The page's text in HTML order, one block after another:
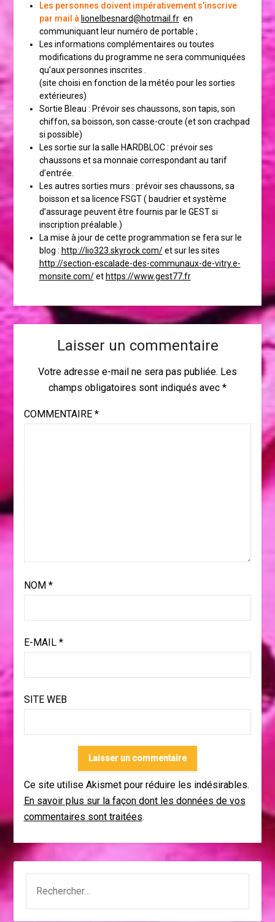
Les personnes doivent impérativement s’inscrive
par mail à lionelbesnard@hotmail.fren
communiquant leur numéro de portable ;
Les informations complémentaires ou toutes
modifications du programme ne sera communiquées
qu’aux personnes inscrites .
(site choisi en fonction de la météo pour les sorties
extérieures)
Sortie Bleau : Prévoir ses chaussons, son tapis, son
chiffon, sa boisson, son casse-croute (et son crachpad
si possible)
Les sortie sur la salle HARDBLOC : prévoir ses
chaussons et sa monnaie correspondant au tarif
d’entrée.
Les autres sorties murs : prévoir ses chaussons, sa
boisson et sa licence FSGT ( baudrier et système
d’assurage peuvent être fournis par le GEST si
inscription préalable.)
La mise à jour de cette programmation se fera sur le
blog : http://lio323.skyrock.com/et sur les sites
http://section-escalade-des-communaux-de-vitry.e-
monsite.com/et https://www.gest77.fr
Laisser un commentaire
Votre adresse e-mail ne sera pas publiée. Les
champs obligatoires sont indiqués avec *
COMMENTAIRE *
NOM *
E-MAIL *
SITE WEB
Ce site utilise Akismet pour réduire les indésirables.
En savoir plus sur la façon dont les données de vos
commentaires sont traitées.